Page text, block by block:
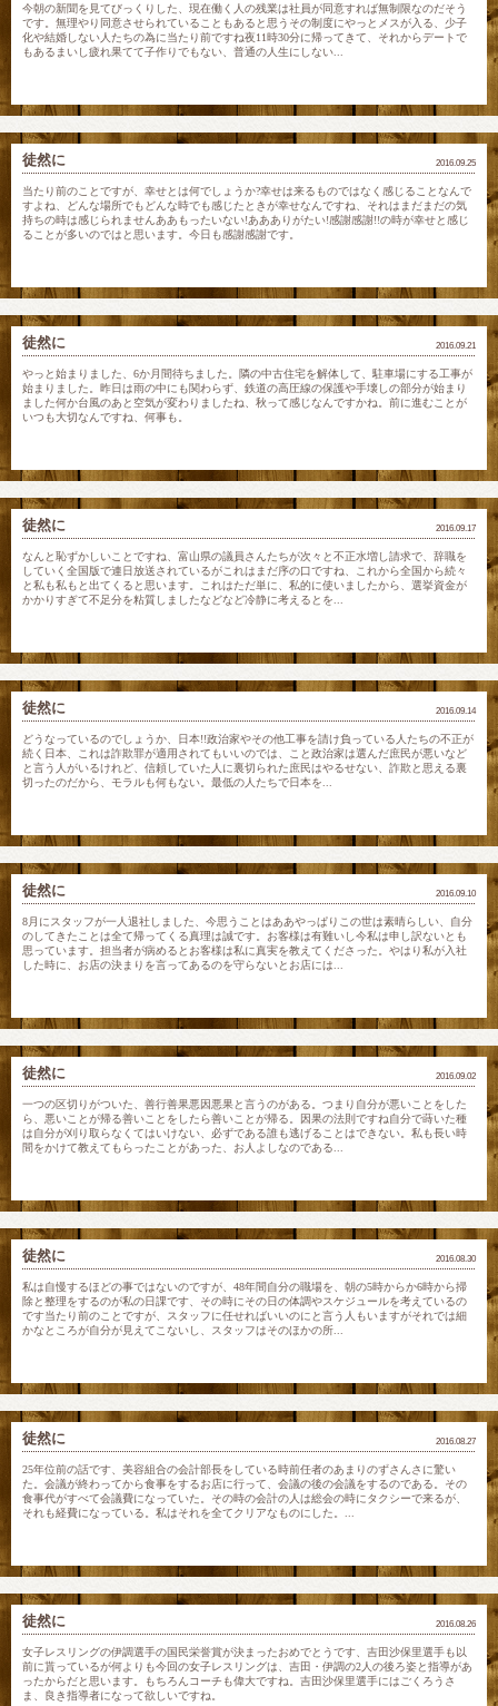
今朝の新聞を見てびっくりした、現在働く人の残業は社員が同意すれば無制限なのだそう
です。無理やり同意させられていることもあると思うその制度にやっとメスが入る、少子
化や結婚しない人たちの為に当たり前ですね夜11時30分に帰ってきて、それからデートで
もあるまいし疲れ果てて子作りでもない、普通の人生にしない...
2016.09.25
徒然に
当たり前のことですが、幸せとは何でしょうか?幸せは来るものではなく感じることなんで
すよね、どんな場所でもどんな時でも感じたときが幸せなんですね、それはまだまだの気
持ちの時は感じられませんああもったいない!ああありがたい!感謝感謝!!の時が幸せと感じ
ることが多いのではと思います。今日も感謝感謝です。
2016.09.21
徒然に
やっと始まりました、6か月間待ちました。隣の中古住宅を解体して、駐車場にする工事が
始まりました。昨日は雨の中にも関わらず、鉄道の高圧線の保護や手壊しの部分が始まり
ました何か台風のあと空気が変わりましたね、秋って感じなんですかね。前に進むことが
いつも大切なんですね、何事も。
2016.09.17
徒然に
なんと恥ずかしいことですね、富山県の議員さんたちが次々と不正水増し請求で、辞職を
していく全国版で連日放送されているがこれはまだ序の口ですね、これから全国から続々
と私も私もと出てくると思います。これはただ単に、私的に使いましたから、選挙資金が
かかりすぎて不足分を粘質しましたなどなど冷静に考えるとを...
2016.09.14
徒然に
どうなっているのでしょうか、日本!!政治家やその他工事を請け負っている人たちの不正が
続く日本、これは詐欺罪が適用されてもいいのでは、こと政治家は選んだ庶民が悪いなど
と言う人がいるけれど、信頼していた人に裏切られた庶民はやるせない、詐欺と思える裏
切ったのだから、モラルも何もない。最低の人たちで日本を...
2016.09.10
徒然に
8月にスタッフが一人退社しました、今思うことはああやっぱりこの世は素晴らしい、自分
のしてきたことは全て帰ってくる真理は誠です。お客様は有難いし今私は申し訳ないとも
思っています。担当者が病めるとお客様は私に真実を教えてくださった。やはり私が入社
した時に、お店の決まりを言ってあるのを守らないとお店には...
2016.09.02
徒然に
一つの区切りがついた、善行善果悪因悪果と言うのがある。つまり自分が悪いことをした
ら、悪いことが帰る善いことをしたら善いことが帰る。因果の法則ですね自分で蒔いた種
は自分が刈り取らなくてはいけない、必ずである誰も逃げることはできない。私も長い時
間をかけて教えてもらったことがあった、お人よしなのである...
2016.08.30
徒然に
私は自慢するほどの事ではないのですが、48年間自分の職場を、朝の5時からか6時から掃
除と整理をするのが私の日課です、その時にその日の体調やスケジュールを考えているの
です当たり前のことですが、スタッフに任せればいいのにと言う人もいますがそれでは細
かなところが自分が見えてこないし、スタッフはそのほかの所...
2016.08.27
徒然に
25年位前の話です、美容組合の会計部長をしている時前任者のあまりのずさんさに驚い
た。会議が終わってから食事をするお店に行って、会議の後の会議をするのである。その
食事代がすべて会議費になっていた。その時の会計の人は総会の時にタクシーで来るが、
それも経費になっている。私はそれを全てクリアなものにした。...
2016.08.26
徒然に
女子レスリングの伊調選手の国民栄誉賞が決まったおめでとうです、吉田沙保里選手も以
前に貰っているが何よりも今回の女子レスリングは、吉田・伊調の2人の後ろ姿と指導があ
ったからだと思います。もちろんコーチも偉大ですね。吉田沙保里選手にはごくろうさ
ま、良き指導者になって欲しいですね。